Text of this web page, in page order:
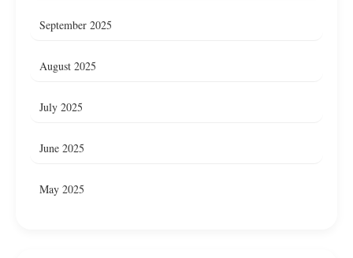
September 2025
August 2025
July 2025
June 2025
May 2025